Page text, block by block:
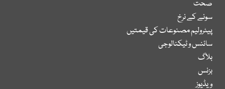
صحت
سونے کے نرخ
پیٹرولیم مصنوعات کی قیمتیں
سائنس و ٹیکنالوجی
بلاگ
بزنس
ویڈیوز